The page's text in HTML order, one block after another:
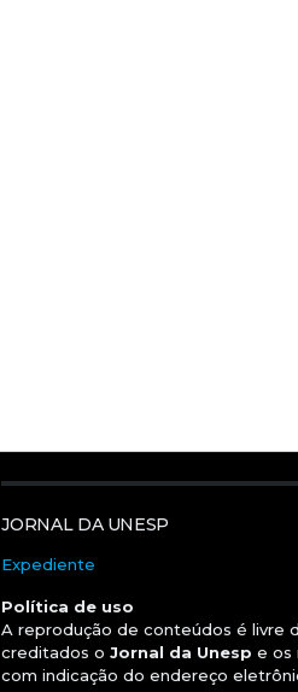
JORNAL DA UNESP
Expediente
Política de uso
A reprodução de conteúdos é livre
creditados oJornal da Unesp e os
com indicação do endereço